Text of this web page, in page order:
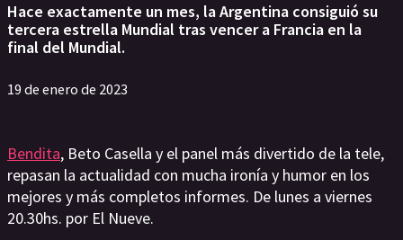
Hace exactamente un mes, la Argentina consiguió su
tercera estrella Mundial tras vencer a Francia en la
final del Mundial.
19 de enero de 2023
Bendita, Beto Casella y el panel más divertido de la tele,
repasan la actualidad con mucha ironía y humor en los
mejores y más completos informes. De lunes a viernes
20.30hs. por El Nueve.